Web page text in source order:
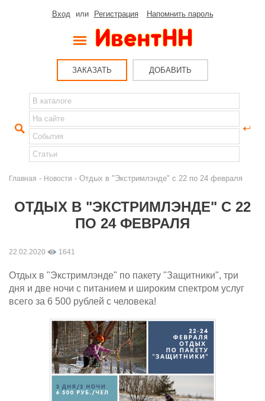
Вход или Регистрация Напомнить пароль
ЗАКАЗАТЬ ДОБАВИТЬ
Главная - Новости - Отдых в "Экстримлэнде" с 22 по 24 февраля
ОТДЫХ В "ЭКСТРИМЛЭНДЕ" С 22
ПО 24 ФЕВРАЛЯ
22.02.2020 1641
Отдых в "Экстримлэнде" по пакету "Защитники", три
дня и две ночи с питанием и широким спектром услуг
всего за 6 500 рублей с человека!